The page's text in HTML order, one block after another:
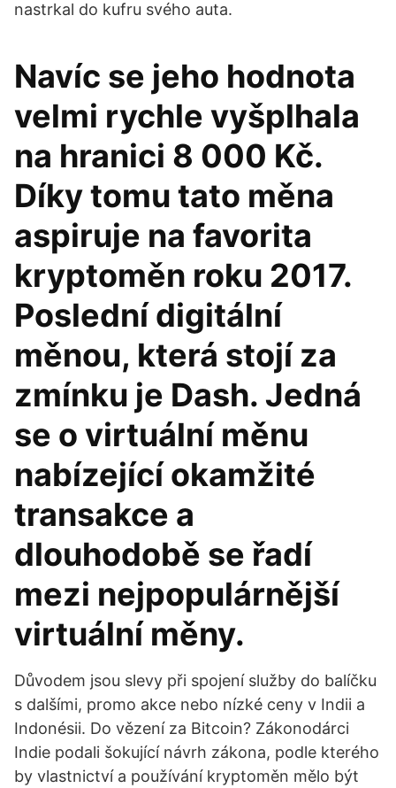
nastrkal do kufru svého auta.
Navíc se jeho hodnota
velmi rychle vyšplhala
na hranici 8 000 Kč.
Díky tomu tato měna
aspiruje na favorita
kryptoměn roku 2017.
Poslední digitální
měnou, která stojí za
zmínku je Dash. Jedná
se o virtuální měnu
nabízející okamžité
transakce a
dlouhodobě se řadí
mezi nejpopulárnější
virtuální měny.
Důvodem jsou slevy při spojení služby do balíčku
s dalšími, promo akce nebo nízké ceny v Indii a
Indonésii. Do vězení za Bitcoin? Zákonodárci
Indie podali šokující návrh zákona, podle kterého
by vlastnictví a používání kryptoměn mělo být